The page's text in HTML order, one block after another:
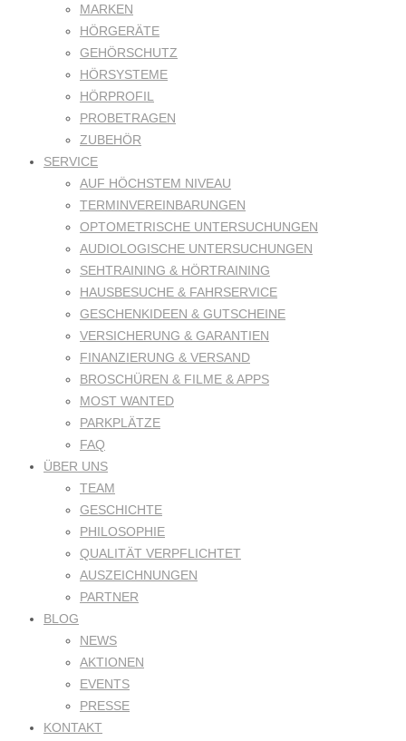
MARKEN
HÖRGERÄTE
GEHÖRSCHUTZ
HÖRSYSTEME
HÖRPROFIL
PROBETRAGEN
ZUBEHÖR
SERVICE
AUF HÖCHSTEM NIVEAU
TERMINVEREINBARUNGEN
OPTOMETRISCHE UNTERSUCHUNGEN
AUDIOLOGISCHE UNTERSUCHUNGEN
SEHTRAINING & HÖRTRAINING
HAUSBESUCHE & FAHRSERVICE
GESCHENKIDEEN & GUTSCHEINE
VERSICHERUNG & GARANTIEN
FINANZIERUNG & VERSAND
BROSCHÜREN & FILME & APPS
MOST WANTED
PARKPLÄTZE
FAQ
ÜBER UNS
TEAM
GESCHICHTE
PHILOSOPHIE
QUALITÄT VERPFLICHTET
AUSZEICHNUNGEN
PARTNER
BLOG
NEWS
AKTIONEN
EVENTS
PRESSE
KONTAKT